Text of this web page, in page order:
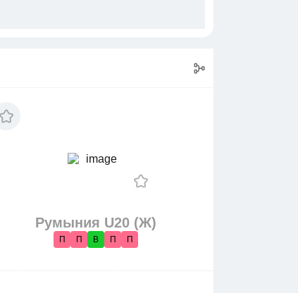
Румыния U20 (Ж)
П П В П П